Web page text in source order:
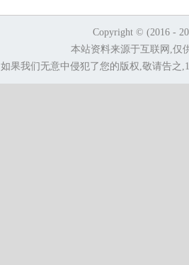
Copyright © (2016 -
本站资料来源于互联网,仅
如果我们无意中侵犯了您的版权,敬请告之